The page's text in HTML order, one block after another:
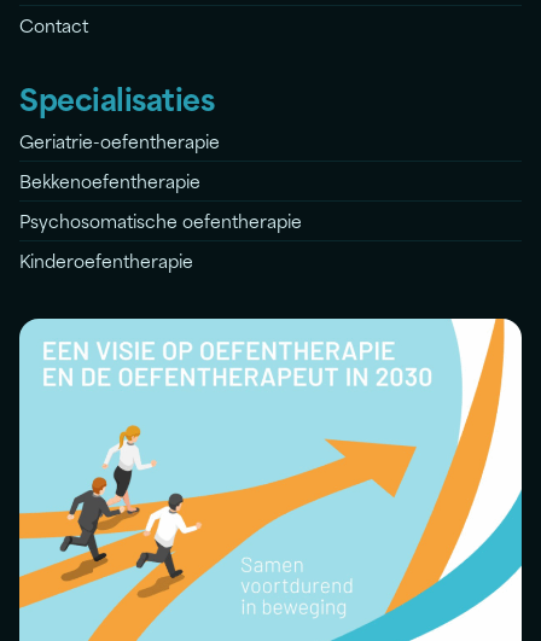
Contact
Specialisaties
Geriatrie-oefentherapie
Bekkenoefentherapie
Psychosomatische oefentherapie
Kinderoefentherapie